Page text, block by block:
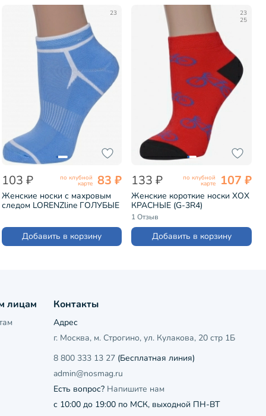
23
103 ₽ по клубной
карте 83 ₽
Женские носки с махровым
следом LORENZline ГОЛУБЫЕ
Добавить в корзину
23
25
133 ₽ по клубной
карте 107 ₽
Женские короткие носки ХОХ
КРАСНЫЕ (G-3R4)
1 Отзыв
Добавить в корзину
лицам Контакты
Адрес
г. Москва, м. Строгино, ул. Кулакова, 20 стр 1Б
8 800 333 13 27(Бесплатная линия)
admin@nosmag.ru
Есть вопрос? Напишите нам
с 10:00 до 19:00 по МСК, выходной ПН-ВТ